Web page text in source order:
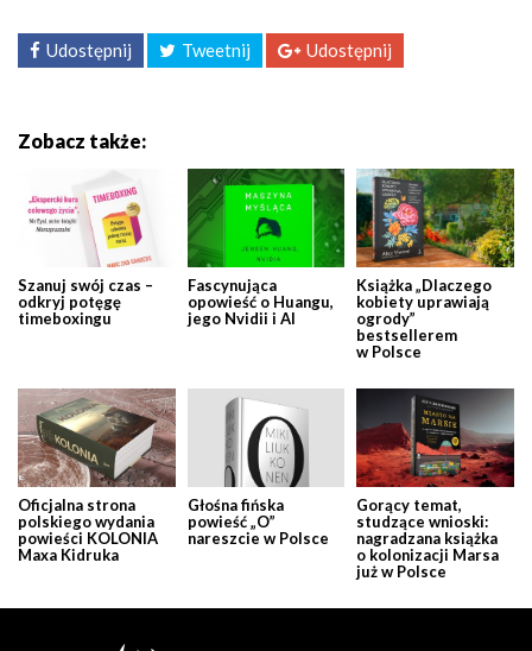
Udostępnij Tweetnij Udostępnij
Zobacz także:
Szanuj swój czas –
odkryj potęgę
timeboxingu
Fascynująca
opowieść o Huangu,
jego Nvidii i AI
Książka „Dlaczego
kobiety uprawiają
ogrody”
bestsellerem
w Polsce
Oficjalna strona
polskiego wydania
powieści KOLONIA
Maxa Kidruka
Głośna fińska
powieść „O”
nareszcie w Polsce
Gorący temat,
studzące wnioski:
nagradzana książka
o kolonizacji Marsa
już w Polsce